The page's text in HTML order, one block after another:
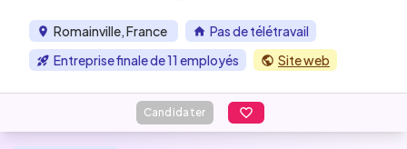
Romainville, France
Pas de télétravail
Entreprise finale de 11 employés
Site web
Candidater